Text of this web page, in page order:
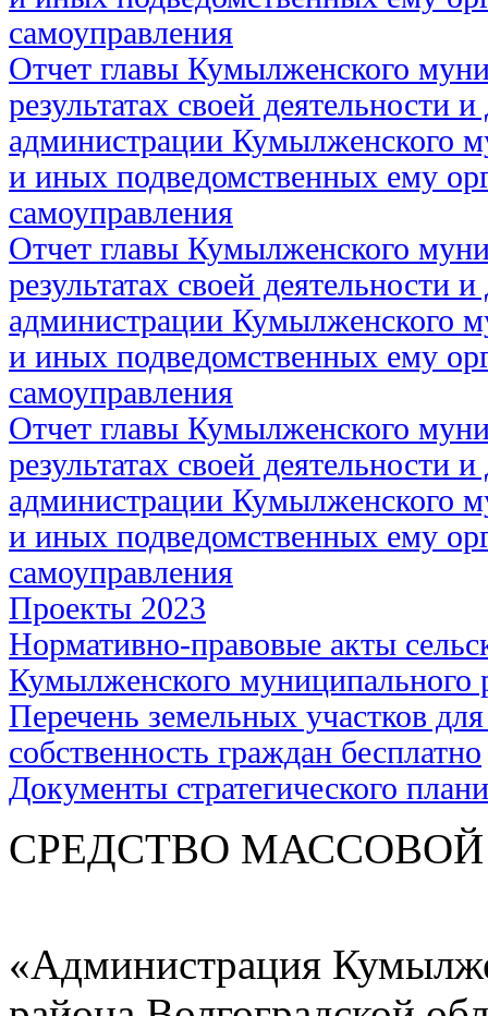
самоуправления
Отчет главы Кумылженского
результатах своей деятельности
администрации Кумылженского
и иных подведомственных ему
самоуправления
Отчет главы Кумылженского
результатах своей деятельности
администрации Кумылженского
и иных подведомственных ему
самоуправления
Отчет главы Кумылженского
результатах своей деятельности
администрации Кумылженского
и иных подведомственных ему
самоуправления
Проекты 2023
Нормативно-правовые акты
Кумылженского муниципального
Перечень земельных участков
собственность граждан бесплатно
Документы стратегического
СРЕДСТВО
«Администрация